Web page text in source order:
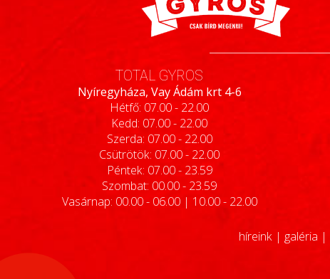
TOTAL GYROS
Nyíregyháza, Vay Ádám krt 4-6
Hétfő: 07.00 - 22.00
Kedd: 07.00 - 22.00
Szerda: 07.00 - 22.00
Csütrötök: 07.00 - 22.00
Péntek: 07.00 - 23.59
Szombat: 00.00 - 23.59
Vasárnap: 00.00 - 06.00 | 10.00 - 22.00
híreink| galéria |